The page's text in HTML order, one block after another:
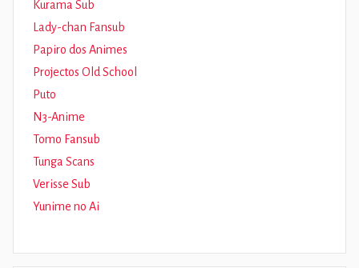
Kurama Sub
Lady-chan Fansub
Papiro dos Animes
Projectos Old School
Puto
N3-Anime
Tomo Fansub
Tunga Scans
Verisse Sub
Yunime no Ai